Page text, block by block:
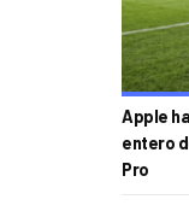
Apple
entero
Pro